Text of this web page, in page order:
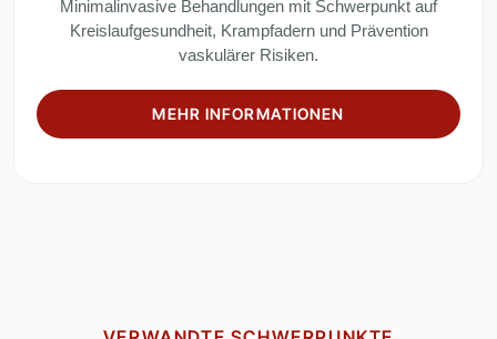
Minimalinvasive Behandlungen mit Schwerpunkt auf
Kreislaufgesundheit, Krampfadern und Prävention
vaskulärer Risiken.
MEHR INFORMATIONEN